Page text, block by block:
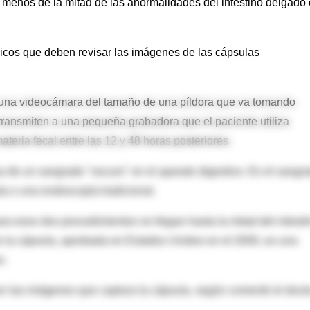
que deben revisar las imágenes de las cápsulas
videocámara del tamaño de una píldora que va tomando
a una pequeña grabadora que el paciente utiliza
fecal entre las 12 y 48 horas posteriores.
un sangrado "oscuro" en el aparato digestivo. Es el
esos dos procedimientos no llegan hasta la mitad del
cápsula, aprobada en Estados Unidos en el 2000, es una
imágenes que captura la cápsula, según comentó el doctor